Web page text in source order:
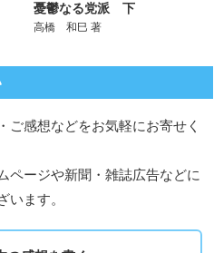
憂鬱なる党派 下
高橋 和巳 著
ご感想などをお気軽にお寄せく
ページや新聞・雑誌広告などに
います。